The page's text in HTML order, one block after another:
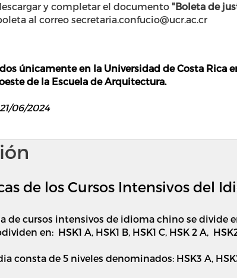
y completar el documento "Boleta de
al correo secretaria.confucio@ucr.ac.cr
únicamente en la Universidad de Costa Rica
de la Escuela de Arquitectura.
06/2024
de los Cursos Intensivos del
de cursos intensivos de idioma chino se divide
en: HSK1 A, HSK1 B, HSK1 C, HSK 2 A,
consta de 5 niveles denominados: HSK3 A, HSK3